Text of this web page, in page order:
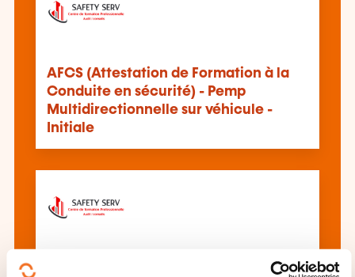
AFCS (Attestation de Formation à la
Conduite en sécurité) - Pemp
Multidirectionnelle sur véhicule -
Initiale
AFCS (Attestation de Formation à la